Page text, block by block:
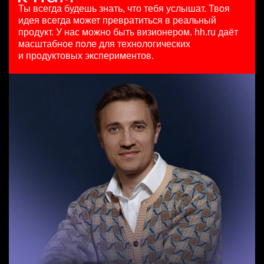
21 июл. 2026
з/п не указана
Санкт-Петербург
HeadHunter::Коммерческий департамент
з/п не указана
Менеджер по привлечению клиентов (B2B)
HeadHunter::Телефонные продажи
29 июл. 2026
450000 ₽
Москва
Менеджер по внешним коммуникациям (Узбекистан)
HeadHunter::Департамент маркетинга
24 июл. 2026
з/п не указана
Ташкент
Ты всегда будешь знать, что тебя услышат. Твоя
идея всегда может превратиться в реальный
продукт. У нас можно быть визионером. hh.ru даёт
масштабное поле для технологических
и продуктовых экспериментов.